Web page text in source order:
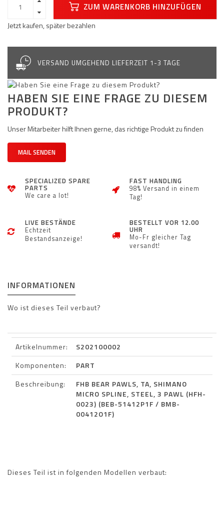
ZUM WARENKORB HINZUFÜGEN
Jetzt kaufen, später bezahlen
VERSAND UMGEHEND LIEFERZEIT 1-3 TAGE
HABEN SIE EINE FRAGE ZU DIESEM
PRODUKT?
Unser Mitarbeiter hilft Ihnen gerne, das richtige Produkt zu finden
MAIL SENDEN
SPECIALIZED SPARE
PARTS
We care a lot!
FAST HANDLING
98% Versand in einem
Tag!
LIVE BESTÄNDE
Echtzeit
Bestandsanzeige!
BESTELLT VOR 12.00
UHR
Mo-Fr gleicher Tag
versandt!
INFORMATIONEN
Wo ist dieses Teil verbaut?
Artikelnummer:
S202100002
Komponenten:
PART
Beschreibung:
FHB BEAR PAWLS, TA, SHIMANO
MICRO SPLINE, STEEL, 3 PAWL (HFH-
0023) (BEB-51412P1F / BMB-
00412O1F)
Dieses Teil ist in folgenden Modellen verbaut: